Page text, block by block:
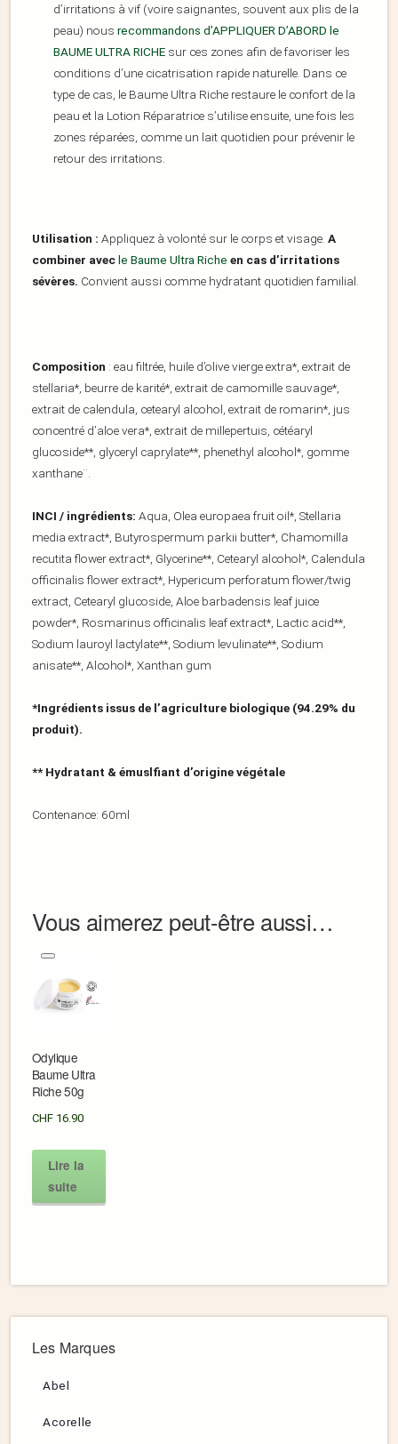
d’irritations à vif (voire saignantes, souvent aux plis de la
peau) nous recommandons d’APPLIQUER D’ABORD le
BAUME ULTRA RICHE sur ces zones afin de favoriser les
conditions d’une cicatrisation rapide naturelle. Dans ce
type de cas, le Baume Ultra Riche restaure le confort de la
peau et la Lotion Réparatrice s’utilise ensuite, une fois les
zones réparées, comme un lait quotidien pour prévenir le
retour des irritations.
Utilisation : Appliquez à volonté sur le corps et visage. A
combiner avecle Baume Ultra Riche en cas d’irritations
sévères. Convient aussi comme hydratant quotidien familial.
Composition : eau filtrée, huile d’olive vierge extra*, extrait de
stellaria*, beurre de karité*, extrait de camomille sauvage*,
extrait de calendula, cetearyl alcohol, extrait de romarin*, jus
concentré d’aloe vera*, extrait de millepertuis, cétéaryl
glucoside**, glyceryl caprylate**, phenethyl alcohol*, gomme
xanthane¨.
INCI / ingrédients: Aqua, Olea europaea fruit oil*, Stellaria
media extract*, Butyrospermum parkii butter*, Chamomilla
recutita flower extract*, Glycerine**, Cetearyl alcohol*, Calendula
officinalis flower extract*, Hypericum perforatum flower/twig
extract, Cetearyl glucoside, Aloe barbadensis leaf juice
powder*, Rosmarinus officinalis leaf extract*, Lactic acid**,
Sodium lauroyl lactylate**, Sodium levulinate**, Sodium
anisate**, Alcohol*, Xanthan gum
*Ingrédients issus de l’agriculture biologique (94.29% du
produit).
** Hydratant & émuslfiant d’origine végétale
Contenance: 60ml
Vous aimerez peut-être aussi…
Odylique
Baume Ultra
Riche 50g
CHF 16.90
Lire la
suite
Les Marques
Abel
Acorelle